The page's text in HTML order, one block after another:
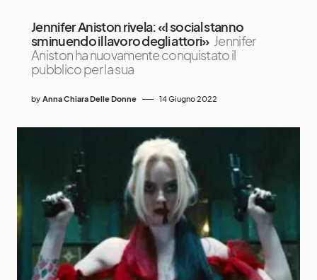
Jennifer Aniston rivela: «I social stanno
sminuendo il lavoro degli attori» Jennifer
Aniston ha nuovamente conquistato il
pubblico per la sua
by Anna Chiara Delle Donne 14 Giugno 2022